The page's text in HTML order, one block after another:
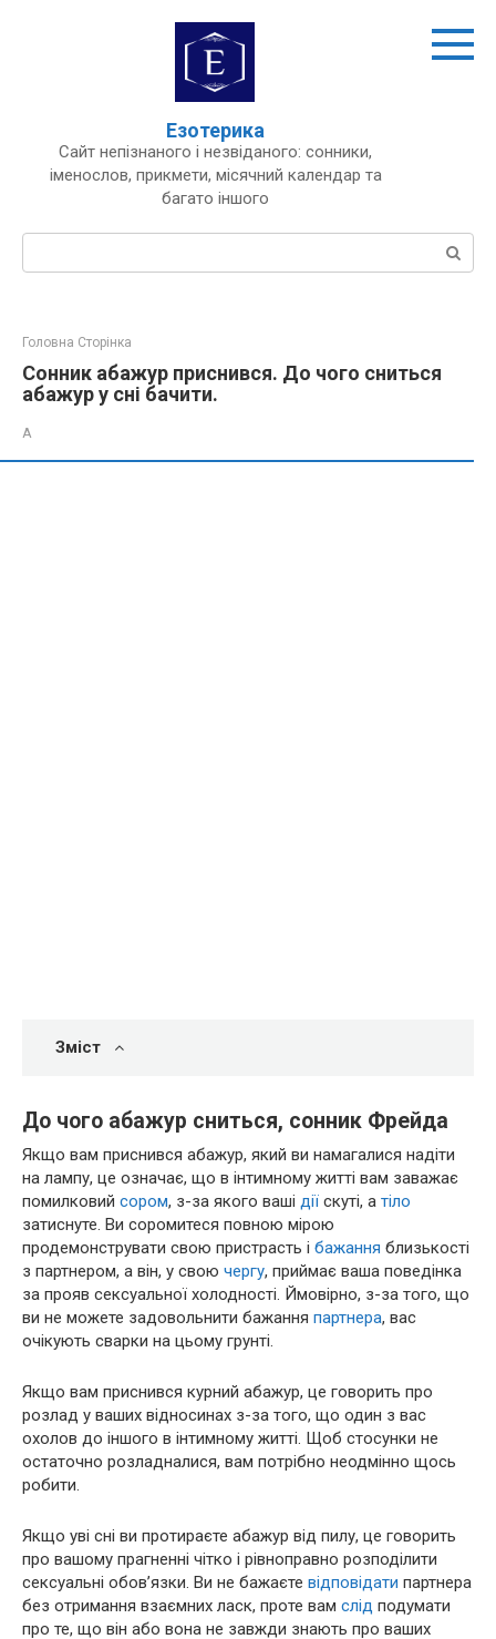
Езотерика
Сайт непізнаного і незвіданого: сонники,
іменослов, прикмети, місячний календар та
багато іншого
Пошук:
Головна Сторінка
Сонник абажур приснився. До чого сниться
абажур у сні бачити.
А
Зміст
До чого абажур сниться, сонник Фрейда
Якщо вам приснився абажур, який ви намагалися надіти
на лампу, це означає, що в інтимному житті вам заважає
помилковий сором, з-за якого ваші дії скуті, а тіло
затиснуте. Ви соромитеся повною мірою
продемонструвати свою пристрасть і бажання близькості
з партнером, а він, у свою чергу, приймає ваша поведінка
за прояв сексуальної холодності. Ймовірно, з-за того, що
ви не можете задовольнити бажання партнера, вас
очікують сварки на цьому грунті.
Якщо вам приснився курний абажур, це говорить про
розлад у ваших відносинах з-за того, що один з вас
охолов до іншого в інтимному житті. Щоб стосунки не
остаточно розладналися, вам потрібно неодмінно щось
робити.
Якщо уві сні ви протираєте абажур від пилу, це говорить
про вашому прагненні чітко і рівноправно розподілити
сексуальні обов’язки. Ви не бажаєте відповідати партнера
без отримання взаємних ласк, проте вам слід подумати
про те, що він або вона не завжди знають про ваших